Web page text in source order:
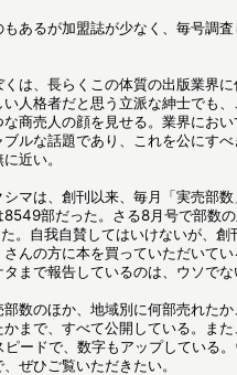
もあるが加盟誌が少なく、毎号調
は、長らくこの体質の出版業界に
人格者だと思う立派な紳士でも
商売人の顔を見せる。業界にお
ルな話題であり、これを公にすべ
近い。
シマは、創刊以来、毎月「実売部
8549部だった。さる8月号で部数
。自我自賛してはいけないが、創
んの方に本を買っていただいてい
まで報告しているのは、ウソで
数のほか、地域別に何部売れた
かまで、すべて公開している。ま
ピードで、数字もアップしている
ぜひご覧いただきたい。